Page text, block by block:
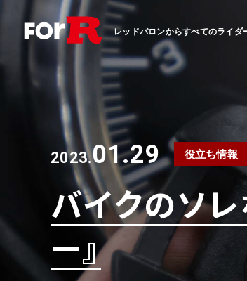
レッドバロンからすべてのライダ
2023.01.29 役立ち情報
バイクのソ
ー』